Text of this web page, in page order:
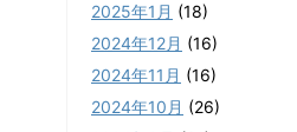
2025年1月 (18)
2024年12月 (16)
2024年11月 (16)
2024年10月 (26)